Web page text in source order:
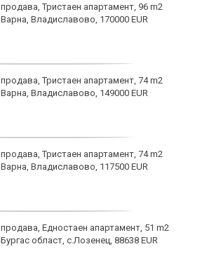
продава, Тристаен апартамент, 96 m2
Варна, Владиславово, 170000 EUR
продава, Тристаен апартамент, 74 m2
Варна, Владиславово, 149000 EUR
продава, Тристаен апартамент, 74 m2
Варна, Владиславово, 117500 EUR
продава, Едностаен апартамент, 51 m2
Бургас област, с.Лозенец, 88638 EUR